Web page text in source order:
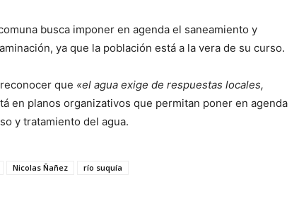
busca imponer en agenda el saneamiento y
ya que la población está a la vera de su curso.
que «el agua exige de respuestas locales,
en planos organizativos que permitan poner en agenda
y tratamiento del agua.
Nicolas Ñañez río suquía